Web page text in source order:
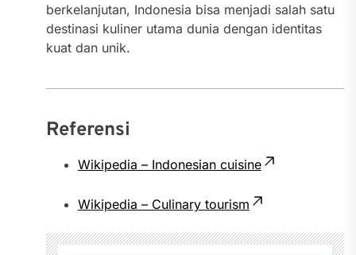
berkelanjutan, Indonesia bisa menjadi salah satu
destinasi kuliner utama dunia dengan identitas
kuat dan unik.
Referensi
Wikipedia – Indonesian cuisine
Wikipedia – Culinary tourism